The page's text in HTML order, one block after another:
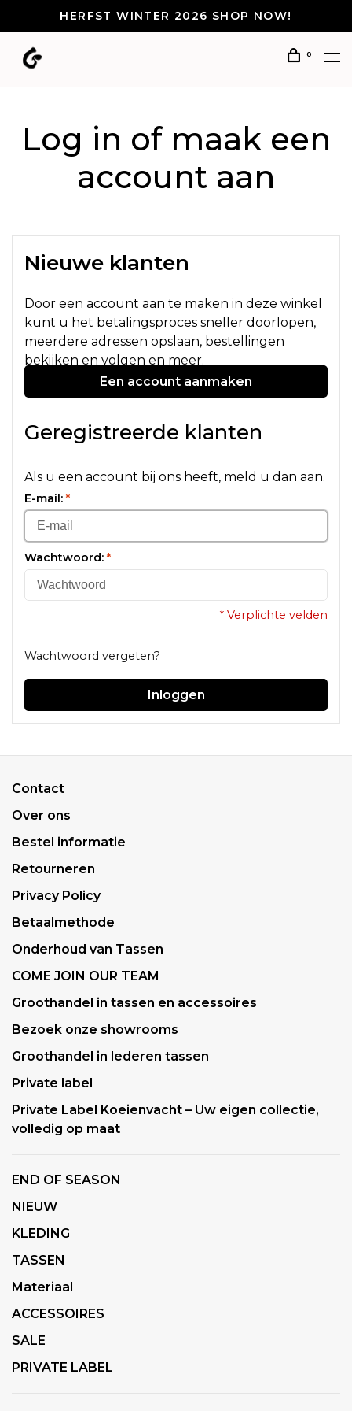
HERFST WINTER 2026 SHOP NOW!
0
Log in of maak een
account aan
Nieuwe klanten
Door een account aan te maken in deze winkel
kunt u het betalingsproces sneller doorlopen,
meerdere adressen opslaan, bestellingen
bekijken en volgen en meer.
Een account aanmaken
Geregistreerde klanten
Als u een account bij ons heeft, meld u dan aan.
E-mail: *
Wachtwoord: *
* Verplichte velden
Wachtwoord vergeten?
Inloggen
Contact
Over ons
Bestel informatie
Retourneren
Privacy Policy
Betaalmethode
Onderhoud van Tassen
COME JOIN OUR TEAM
Groothandel in tassen en accessoires
Bezoek onze showrooms
Groothandel in lederen tassen
Private label
Private Label Koeienvacht – Uw eigen collectie,
volledig op maat
END OF SEASON
NIEUW
KLEDING
TASSEN
Materiaal
ACCESSOIRES
SALE
PRIVATE LABEL